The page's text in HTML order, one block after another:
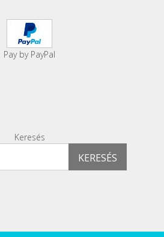
Pay by PayPal
Keresés
KERESÉS